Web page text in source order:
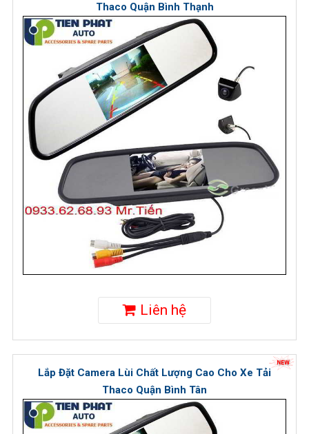
Thaco Quận Bình Thạnh
Liên hệ
Lắp Đặt Camera Lùi Chất Lượng Cao Cho Xe Tải
Thaco Quận Bình Tân